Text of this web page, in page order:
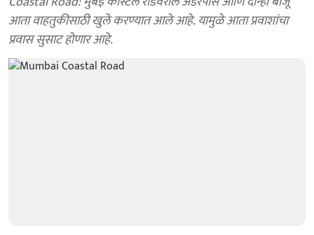
आता वाहतुकीसाठी खुले करण्यात आले आहे. यामुळे आता प्रवाशांचा
प्रवास सुसाट होणार आहे.